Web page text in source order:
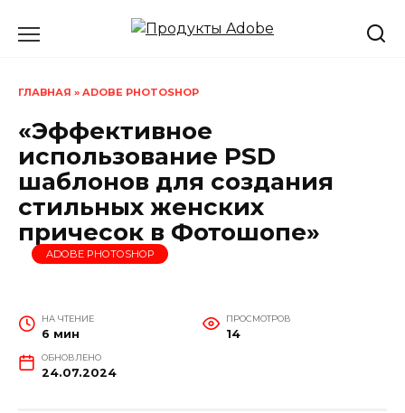
ГЛАВНАЯ » ADOBE PHOTOSHOP
«Эффективное
использование PSD
шаблонов для создания
стильных женских
причесок в Фотошопе»
ADOBE PHOTOSHOP
НА ЧТЕНИЕ
6 мин
ПРОСМОТРОВ
14
ОБНОВЛЕНО
24.07.2024